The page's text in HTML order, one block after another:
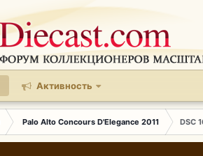
Активность
Palo Alto Concours D'Elegance 2011 DSC